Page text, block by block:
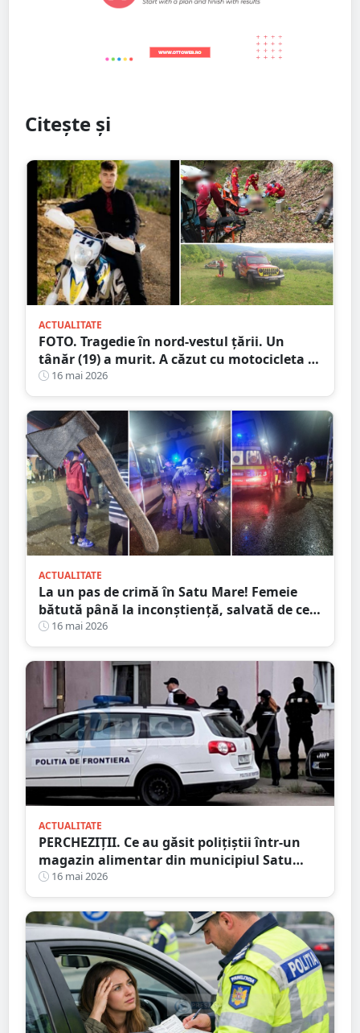
Citește și
ACTUALITATE
FOTO. Tragedie în nord-vestul țării. Un
tânăr (19) a murit. A căzut cu motocicleta în
prăpastie
16 mai 2026
ACTUALITATE
La un pas de crimă în Satu Mare! Femeie
bătută până la inconștiență, salvată de cei
4 copilași
16 mai 2026
ACTUALITATE
PERCHEZIȚII. Ce au găsit polițiștii într-un
magazin alimentar din municipiul Satu
Mare
16 mai 2026